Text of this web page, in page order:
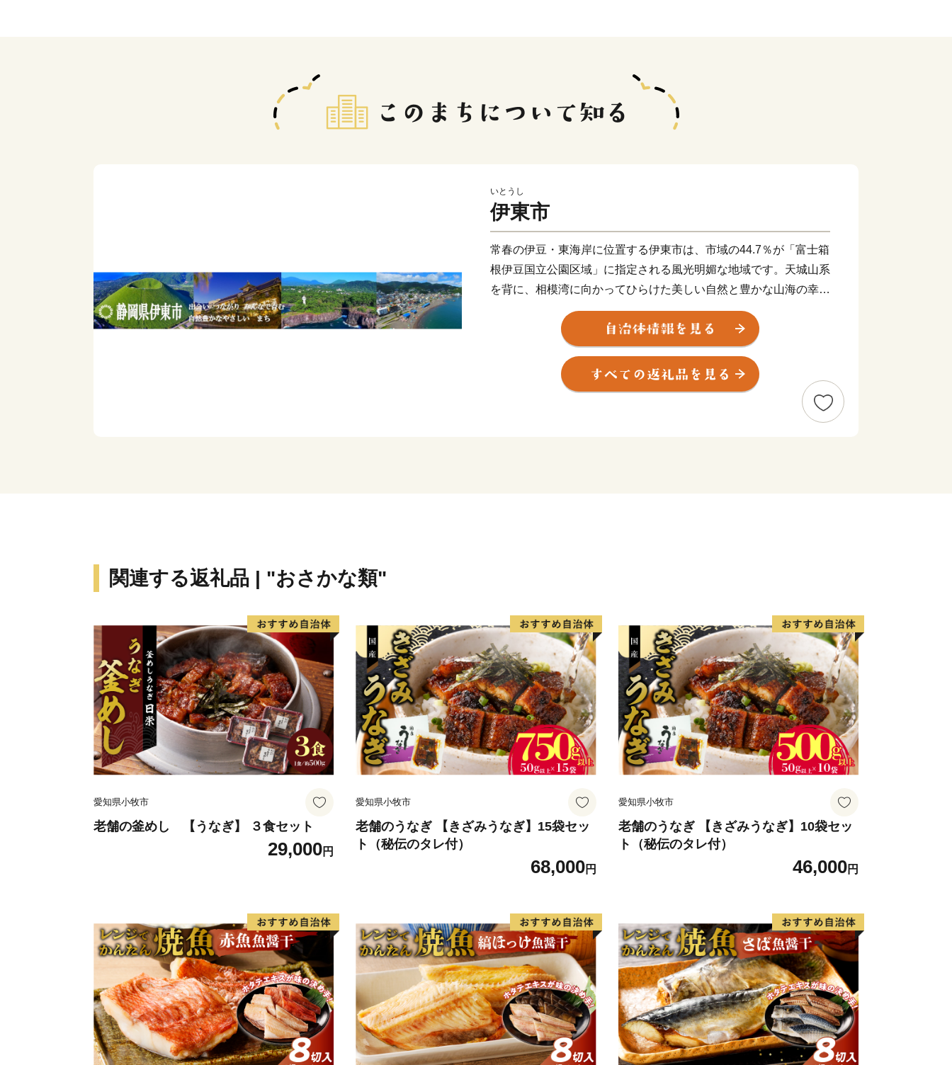
いとうし
伊東市
常春の伊豆・東海岸に位置する伊東市は、市域の44.7％が「富士箱
根伊豆国立公園区域」に指定される風光明媚な地域です。天城山系
を背に、相模湾に向かってひらけた美しい自然と豊かな山海の幸に
恵まれた明るい温泉リゾート地として多くの人を魅了しています。
また、伊豆半島は２０１８年にユネスコ世界ジオパークに認定さ
れ、市内には大室山や城ケ崎祈願などのジオサイトが数多く点在し
ています。これだけの豊かな自然に囲まれていながら、首都圏まで
新幹線を使えば約９０分というアクセスの良さも魅力の一つです。
四季を通じて温暖な気候に恵まれた環境の中で、市民は生涯にわた
関連する返礼品 | "おさかな類"
愛知県小牧市
老舗の釜めし 【うなぎ】 ３食セット
29,000円
愛知県小牧市
老舗のうなぎ 【きざみうなぎ】15袋セッ
ト（秘伝のタレ付）
68,000円
愛知県小牧市
老舗のうなぎ 【きざみうなぎ】10袋セッ
ト（秘伝のタレ付）
46,000円